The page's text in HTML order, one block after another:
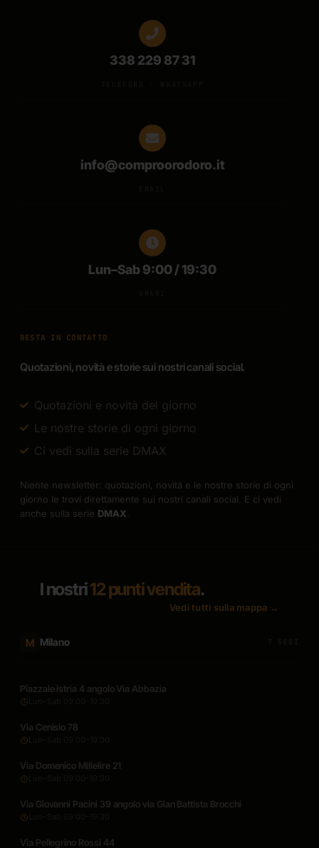
338 229 87 31
info@comproorodoro.it
Lun–Sab 9:00 / 19:30
RESTA IN CONTATTO
Quotazioni, novità e storie sui nostri canali social.
Quotazioni e novità del giorno
Le nostre storie di ogni giorno
Ci vedi sulla serie DMAX
Niente newsletter: quotazioni, novità e le nostre storie di ogni
giorno le trovi direttamente sui nostri canali social. E ci vedi
anche sulla serie DMAX.
I nostri12 punti vendita.
Vedi tutti sulla mappa →
M Milano
Piazzale Istria 4 angolo Via Abbazia
Via Cenisio 78
Via Domenico Millelire 21
Via Giovanni Pacini 39 angolo via Gian Battista Brocchi
Via Pellegrino Rossi 44